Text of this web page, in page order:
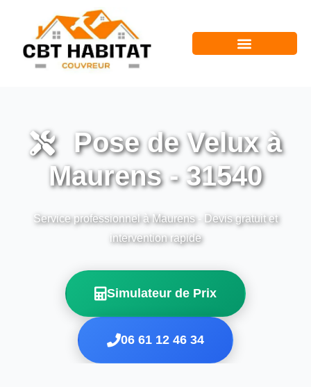
Pose de Velux à
Maurens - 31540
Service professionnel à Maurens - Devis gratuit et
intervention rapide
Simulateur de Prix
06 61 12 46 34